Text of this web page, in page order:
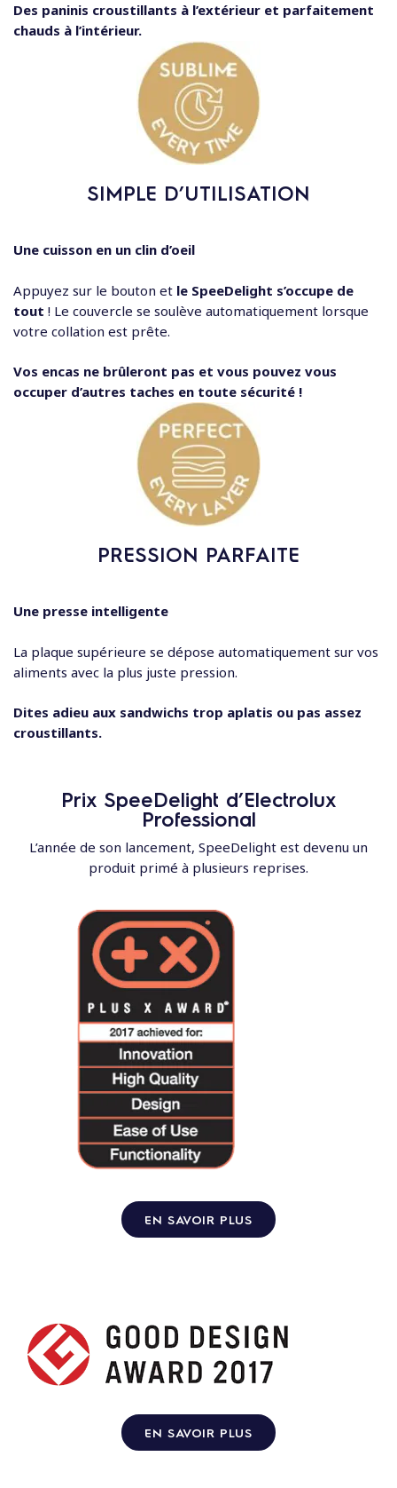
Des paninis croustillants à l’extérieur et parfaitement
chauds à l’intérieur.
SIMPLE D’UTILISATION
Une cuisson en un clin d’oeil
Appuyez sur le bouton et le SpeeDelight s’occupe de
tout ! Le couvercle se soulève automatiquement lorsque
votre collation est prête.
Vos encas ne brûleront pas et vous pouvez vous
occuper d’autres taches en toute sécurité !
PRESSION PARFAITE
Une presse intelligente
La plaque supérieure se dépose automatiquement sur vos
aliments avec la plus juste pression.
Dites adieu aux sandwichs trop aplatis ou pas assez
croustillants.
Prix SpeeDelight d’Electrolux
Professional
L’année de son lancement, SpeeDelight est devenu un
produit primé à plusieurs reprises.
EN SAVOIR PLUS
EN SAVOIR PLUS